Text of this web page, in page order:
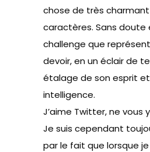
chose de très charmant
caractères. Sans doute
challenge que
devoir, en un éclair de
étalage de son esprit
intelligence.
J’aime Twitter, ne vous
Je suis cependant
par le fait que lorsque